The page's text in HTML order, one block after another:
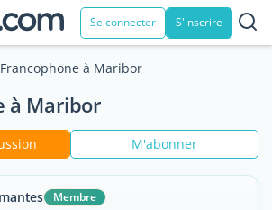
Se connecter S'inscrire
Francophone à Maribor
à Maribor
M'abonner
Membre